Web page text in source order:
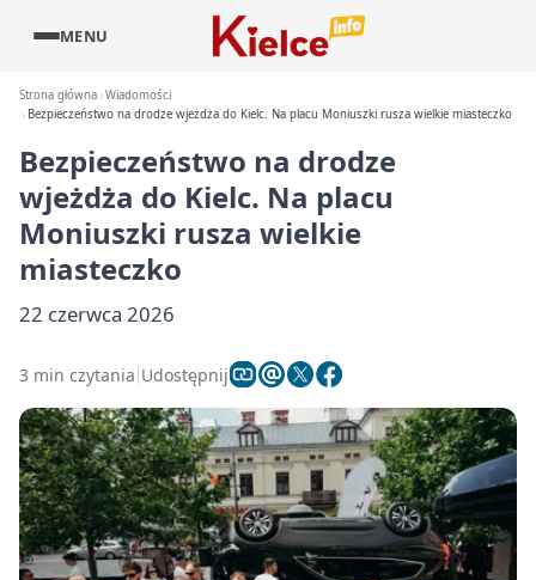
MENU
Strona główna Wiadomości
Bezpieczeństwo na drodze wjeżdża do Kielc. Na placu Moniuszki rusza wielkie miasteczko
Bezpieczeństwo na drodze
wjeżdża do Kielc. Na placu
Moniuszki rusza wielkie
miasteczko
22 czerwca 2026
3 min czytania Udostępnij